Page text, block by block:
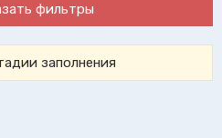
фильтры
заполнения